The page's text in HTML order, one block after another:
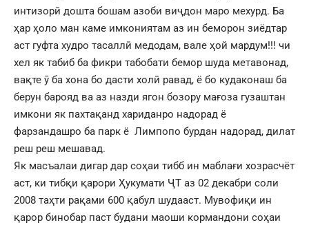
интизорӣ дошта бошам азоби виҷдон маро мехурд. Ба
ҳар ҳоло ман каме имкониятам аз ин беморон зиёдтар
аст гуфта худро тасаллӣ медодам, вале ҳой мардум!!! чи
хел як табиб ба фикри табобати бемор шуда метавонад,
вақте ӯ ба хона бо дасти холӣ равад, ё бо кудаконаш ба
берун барояд ва аз назди ягон бозору мағоза гузаштан
имкони як пахтақанд хариданро надорад ё
фарзандашро ба парк ё Лимпопо бурдан надорад, дилат
реш реш мешавад.
Як масъалаи дигар дар соҳаи тибб ин маблағи хозрасчёт
аст, ки тибқи қарори Ҳукумати ҶТ аз 02 декабри соли
2008 таҳти рақами 600 қабул шудааст. Мувофиқи ин
қарор бинобар паст будани маоши кормандони соҳаи